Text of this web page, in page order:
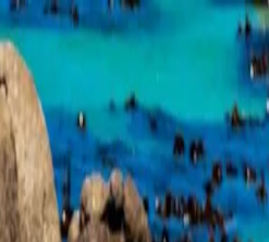
Daagliks 08:30 – 20:00